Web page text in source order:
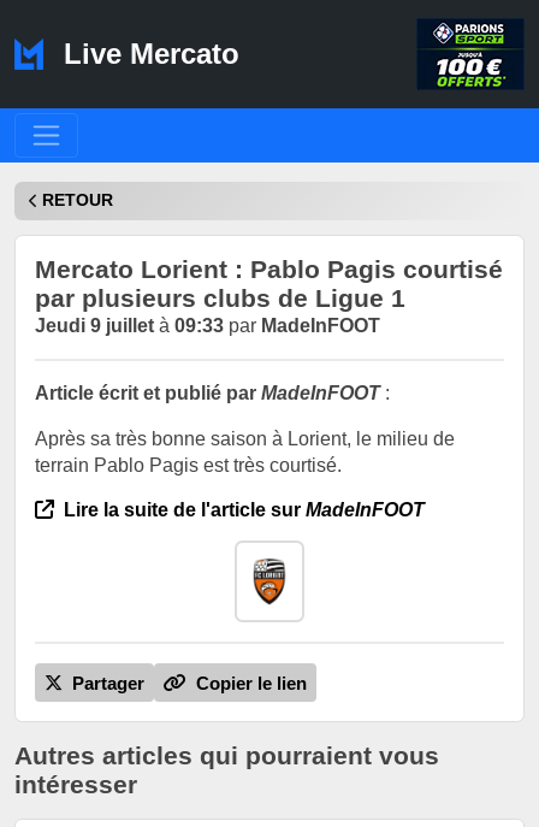
Live Mercato
RETOUR
Mercato Lorient : Pablo Pagis courtisé
par plusieurs clubs de Ligue 1
Jeudi 9 juillet à 09:33 par MadeInFOOT
Article écrit et publié par MadeInFOOT:
Après sa très bonne saison à Lorient, le milieu de
terrain Pablo Pagis est très courtisé.
Lire la suite de l'article sur MadeInFOOT
Partager Copier le lien
Autres articles qui pourraient vous
intéresser